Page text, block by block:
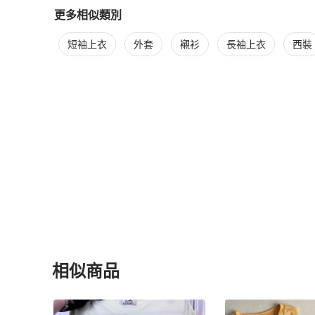
更多相似類別
更多Hermès 男裝相似商品推薦
短袖上衣 外套 襯衫 長袖上衣 西裝
相似商品
更多相似Hermès男裝推薦精品